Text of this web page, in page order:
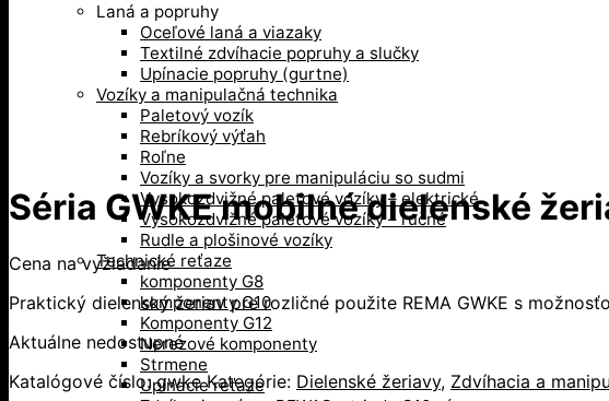
Laná a popruhy
Oceľové laná a viazaky
Textilné zdvíhacie popruhy a slučky
Upínacie popruhy (gurtne)
Vozíky a manipulačná technika
Paletový vozík
Rebríkový výťah
Roľne
Vozíky a svorky pre manipuláciu so sudmi
Vysokozdvižné paletové vozíky – elektrické
Vysokozdvižné paletové vozíky – ručné
Rudle a plošinové vozíky
Technické reťaze
komponenty G8
komponenty G10
Komponenty G12
Nerezové komponenty
Strmene
Upínacie reťaze
Séria GWKE mobilné dielenské
Cena na vyžiadanie
Praktický dielenský žeriav pre rozličné použite REMA GWKE s
Aktuálne nedostupné
Katalógové číslo:gwke Kategórie: Dielenské žeriavy, Zdvíhacia a